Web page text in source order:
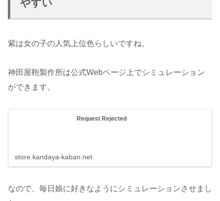
やすい
紫は女の子の人気上位色らしいですね。
神田屋鞄製作所は公式Webページ上でシミュレーション
ができます。
Request Rejected
store.kandaya-kaban.net
なので、毎日娘に好きなようにシミュレーションさせまし